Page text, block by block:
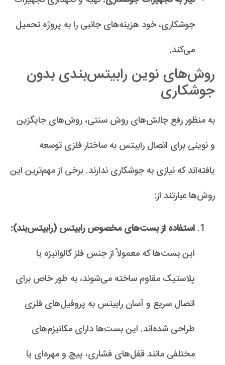
جوشکاری، خود هزینه‌های جانبی را به پروژه تحمیل
می‌کند.
روش‌های نوین رابیتس‌بندی بدون
جوشکاری
به منظور رفع چالش‌های روش سنتی، روش‌های جایگزین
و نوینی برای اتصال رابیتس به ساختار فلزی توسعه
یافته‌اند که نیازی به جوشکاری ندارند. برخی از مهم‌ترین این
روش‌ها عبارتند از:
استفاده از بست‌های مخصوص رابیتس (رابیتس‌بند):
این بست‌ها که معمولاً از جنس فلز گالوانیزه یا
پلاستیک مقاوم ساخته می‌شوند، به طور خاص برای
اتصال سریع و آسان رابیتس به پروفیل‌های فلزی
طراحی شده‌اند. این بست‌ها دارای مکانیزم‌های
مختلفی مانند قفل‌های فشاری، پیچ و مهره‌ای یا